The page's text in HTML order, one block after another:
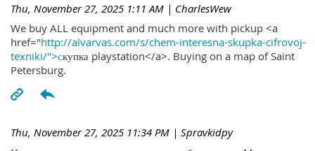
Thu, November 27, 2025 1:11 AM | CharlesWew
We buy ALL equipment and much more with pickup <a
href="http://alvarvas.com/s/chem-interesna-skupka-cifrovoj-
texniki/">скупка playstation</a>. Buying on a map of Saint
Petersburg.
Thu, November 27, 2025 11:34 PM | Spravkidpy